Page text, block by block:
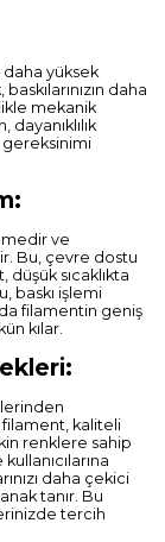
daha yüksek
daha
mekanik
ve
Bu, çevre dostu
sıcaklıkta
baskı işlemi
filamentin geniş
kılar.
filament, kaliteli
renklere sahip
daha çekici
tanır. Bu
tercih